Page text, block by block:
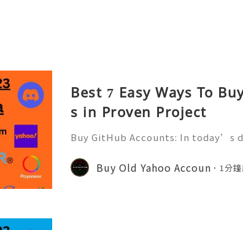
Best 7 Easy Ways To
s in Proven Project
Buy GitHub Accounts: In today’s
n ever. GitHub has become one
forms for developers, compa
Buy Old Yahoo Accoun 1分